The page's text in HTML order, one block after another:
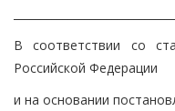
В соответствии со
Российской Федерации
и на основании